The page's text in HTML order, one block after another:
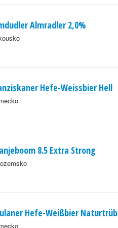
Almradler 2,0%
Hefe-Weissbier Hell
8.5 Extra Strong
Hefe-Weißbier Naturtrüb